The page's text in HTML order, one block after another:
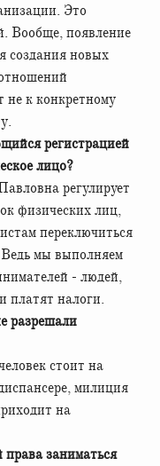
Это
Вообще, появление
создания новых
к конкретному
регистрацией
лицо?
регулирует
физических лиц,
переключиться
мы выполняем
- людей,
платят налоги.
разрешали
стоит на
милиция
на
заниматься